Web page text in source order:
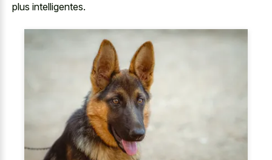
plus intelligentes.